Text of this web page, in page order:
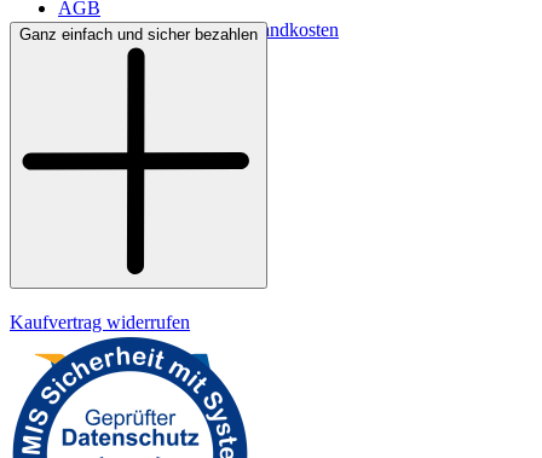
AGB
Lieferbedingungen & Versandkosten
Bezahlung
Ganz einfach und sicher bezahlen
Kaufvertrag widerrufen